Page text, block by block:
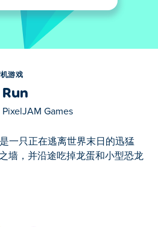
游戏
PixelJAM Games
一只正在逃离世界末日的迅猛
墙，并沿途吃掉龙蛋和小型恐龙